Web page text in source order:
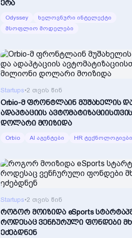
ერა
Odyssey
ხელოვნური ინტელექტი
მსოფლიო მოდელები
Startups•2 თვის წინ
Orbio-მ ფრონტლაინ მუშახელის
ადაპტაციის
დოლარი მოიზიდა
Orbio AI აგენტები HR ტექნოლოგიები
Startups•2 თვის წინ
როგორ მოიზიდა eSports
როდესაც ვენჩურული ფონდები
ეძებდნენ